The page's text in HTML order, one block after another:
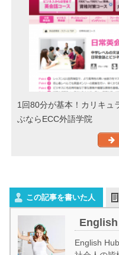
1回80分が基本！カリキュ
ぶならECC外語学院
この記事を書いた人
English